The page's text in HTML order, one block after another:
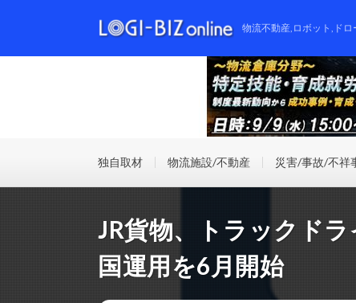
物流不動産,ロボット,ド
独自取材 物流施設/不動産 災害/事故/不祥
JR貨物、トラックド
国運用を6月開始